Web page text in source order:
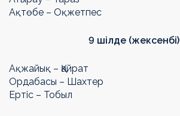
Ақтөбе – Оқжетпес
9 шілде (жексенбі)
Ақжайық – Қайрат
Ордабасы – Шахтер
Ертіс – Тобыл